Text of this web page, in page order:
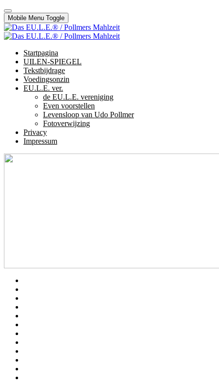
Mobile Menu Toggle
Startpagina
UILEN-SPIEGEL
Tekstbijdrage
Voedingsonzin
EU.L.E. ver.
de EU.L.E. vereniging
Even voorstellen
Levensloop van Udo Pollmer
Fotoverwijzing
Privacy
Impressum